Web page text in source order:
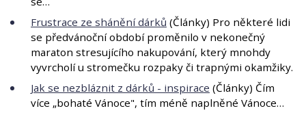
Frustrace ze shánění dárků (Články) Pro některé lidi
se předvánoční období proměnilo v nekonečný
maraton stresujícího nakupování, který mnohdy
vyvrcholí u stromečku rozpaky či trapnými okamžiky.
Jak se nezbláznit z dárků - inspirace (Články) Čím
více „bohaté Vánoce", tím méně naplněné Vánoce…